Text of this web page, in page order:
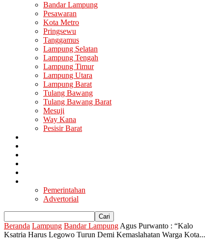
Bandar Lampung
Pesawaran
Kota Metro
Pringsewu
Tanggamus
Lampung Selatan
Lampung Tengah
Lampung Timur
Lampung Utara
Lampung Barat
Tulang Bawang
Tulang Bawang Barat
Mesuji
Way Kana
Pesisir Barat
Pemerintahan
Advertorial
Beranda Lampung Bandar Lampung Agus Purwanto : “Kalo
Ksatria Harus Legowo Turun Demi Kemaslahatan Warga Kota...